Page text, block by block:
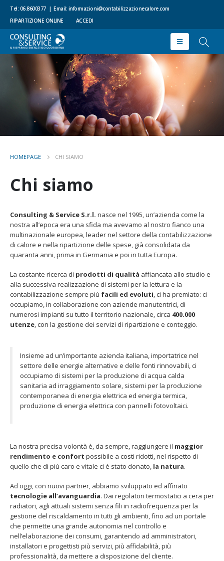
Tel: 06.8600377 | Email: informazioni@contabilizzazionecalore.com
RIPARTIZIONE ONLINE
ACCEDI
HOMEPAGE CHI SIAMO
Chi siamo
Consulting & Service S.r.l. nasce nel 1995, un’azienda come la
nostra all’epoca era una sfida ma avevamo al nostro fianco una
multinazionale europea, leader nel settore della contabilizzazione
di calore e nella ripartizione delle spese, già consolidata da
quaranta anni, prima in Germania e poi in tutta Europa.
La costante ricerca di prodotti di qualità affiancata allo studio e
alla successiva realizzazione di sistemi per la lettura e la
contabilizzazione sempre più facili ed evoluti , ci ha premiato: ci
occupiamo, in collaborazione con aziende manutentrici, di
numerosi impianti su tutto il territorio nazionale, circa 400.000
utenze , con la gestione dei servizi di ripartizione e conteggio.
Insieme ad un’importante azienda italiana, importatrice nel
settore delle energie alternative e delle fonti rinnovabili, ci
occupiamo di sistemi per la produzione di acqua calda
sanitaria ad irraggiamento solare, sistemi per la produzione
contemporanea di energia elettrica ed energia termica,
produzione di energia elettrica con pannelli fotovoltaici.
La nostra precisa volontà è, da sempre, raggiungere il maggior
rendimento e confort possibile a costi ridotti, nel rispetto di
quello che di più caro e vitale ci è stato donato, la natura.
Ad oggi, con nuovi partner, abbiamo sviluppato ed affinato
tecnologie all’avanguardia. Dai regolatori termostatici a cera per
radiatori, agli attuali sistemi senza fili in radiofrequenza per la
gestione del riscaldamento in tutti gli ambienti, fino ad un portale
che permette una grande autonomia nel controllo e
nell’elaborazione dei consumi, garantendo ad amministratori,
installatori e progettisti più servizi, più affidabilità, più
professionalità, da mettere a disposizione del cliente.